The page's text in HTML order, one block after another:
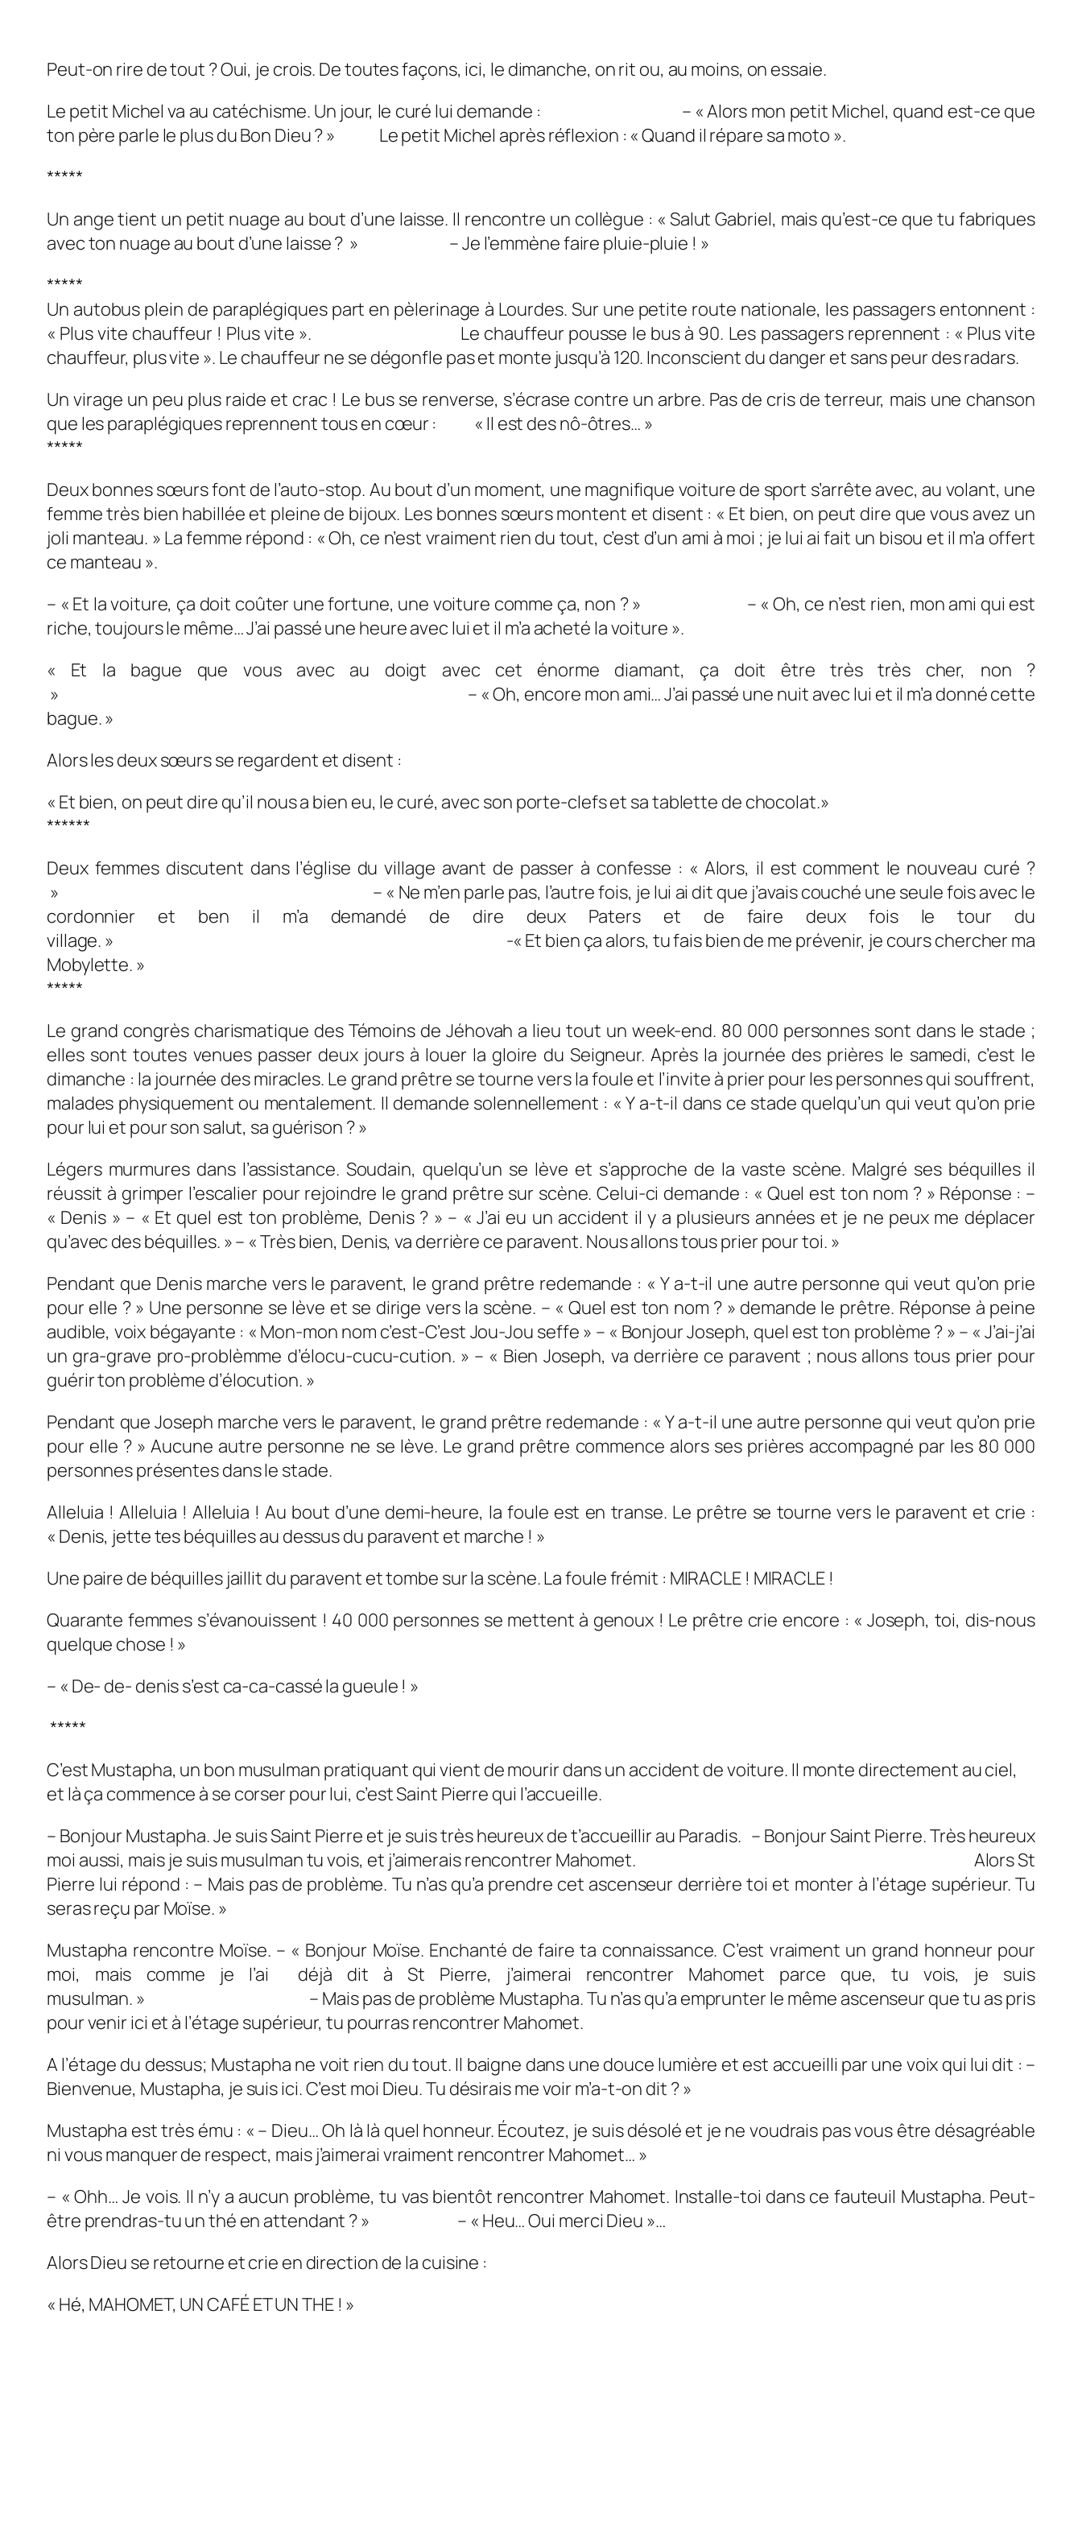
Peut-on rire de tout ? Oui, je crois. De toutes façons, ici, le dimanche, on rit ou, au moins, on essaie.
Le petit Michel va au catéchisme. Un jour, le curé lui demande : – « Alors mon petit Michel, quand est-ce que
ton père parle le plus du Bon Dieu ? » Le petit Michel après réflexion : « Quand il répare sa moto ».
*****
Un ange tient un petit nuage au bout d’une laisse. Il rencontre un collègue : « Salut Gabriel, mais qu’est-ce que tu fabriques
avec ton nuage au bout d’une laisse ? » – Je l’emmène faire pluie-pluie ! »
*****
Un autobus plein de paraplégiques part en pèlerinage à Lourdes. Sur une petite route nationale, les passagers entonnent :
« Plus vite chauffeur ! Plus vite ». Le chauffeur pousse le bus à 90. Les passagers reprennent : « Plus vite
chauffeur, plus vite ». Le chauffeur ne se dégonfle pas et monte jusqu’à 120. Inconscient du danger et sans peur des radars.
Un virage un peu plus raide et crac ! Le bus se renverse, s’écrase contre un arbre. Pas de cris de terreur, mais une chanson
que les paraplégiques reprennent tous en cœur : « Il est des nô-ôtres… »
*****
Deux bonnes sœurs font de l’auto-stop. Au bout d’un moment, une magnifique voiture de sport s’arrête avec, au volant, une
femme très bien habillée et pleine de bijoux. Les bonnes sœurs montent et disent : « Et bien, on peut dire que vous avez un
joli manteau. » La femme répond : « Oh, ce n’est vraiment rien du tout, c’est d’un ami à moi ; je lui ai fait un bisou et il m’a offert
ce manteau ».
– « Et la voiture, ça doit coûter une fortune, une voiture comme ça, non ? » – « Oh, ce n’est rien, mon ami qui est
riche, toujours le même… J’ai passé une heure avec lui et il m’a acheté la voiture ».
« Et la bague que vous avec au doigt avec cet énorme diamant, ça doit être très très cher, non ?
» – « Oh, encore mon ami… J’ai passé une nuit avec lui et il m’a donné cette
bague. »
Alors les deux sœurs se regardent et disent :
« Et bien, on peut dire qu’il nous a bien eu, le curé, avec son porte-clefs et sa tablette de chocolat.»
******
Deux femmes discutent dans l’église du village avant de passer à confesse : « Alors, il est comment le nouveau curé ?
» – « Ne m’en parle pas, l’autre fois, je lui ai dit que j’avais couché une seule fois avec le
cordonnier et ben il m’a demandé de dire deux Paters et de faire deux fois le tour du
village. » -« Et bien ça alors, tu fais bien de me prévenir, je cours chercher ma
Mobylette. »
*****
Le grand congrès charismatique des Témoins de Jéhovah a lieu tout un week-end. 80 000 personnes sont dans le stade ;
elles sont toutes venues passer deux jours à louer la gloire du Seigneur. Après la journée des prières le samedi, c’est le
dimanche : la journée des miracles. Le grand prêtre se tourne vers la foule et l’invite à prier pour les personnes qui souffrent,
malades physiquement ou mentalement. Il demande solennellement : « Y a-t-il dans ce stade quelqu’un qui veut qu’on prie
pour lui et pour son salut, sa guérison ? »
Légers murmures dans l’assistance. Soudain, quelqu’un se lève et s’approche de la vaste scène. Malgré ses béquilles il
réussit à grimper l’escalier pour rejoindre le grand prêtre sur scène. Celui-ci demande : « Quel est ton nom ? » Réponse : –
« Denis » – « Et quel est ton problème, Denis ? » – « J’ai eu un accident il y a plusieurs années et je ne peux me déplacer
qu’avec des béquilles. » – « Très bien, Denis, va derrière ce paravent. Nous allons tous prier pour toi. »
Pendant que Denis marche vers le paravent, le grand prêtre redemande : « Y a-t-il une autre personne qui veut qu’on prie
pour elle ? » Une personne se lève et se dirige vers la scène. – « Quel est ton nom ? » demande le prêtre. Réponse à peine
audible, voix bégayante : « Mon-mon nom c’est-C’est Jou-Jou seffe » – « Bonjour Joseph, quel est ton problème ? » – « J’ai-j’ai
un gra-grave pro-problèmme d’élocu-cucu-cution. » – « Bien Joseph, va derrière ce paravent ; nous allons tous prier pour
guérir ton problème d’élocution. »
Pendant que Joseph marche vers le paravent, le grand prêtre redemande : « Y a-t-il une autre personne qui veut qu’on prie
pour elle ? » Aucune autre personne ne se lève. Le grand prêtre commence alors ses prières accompagné par les 80 000
personnes présentes dans le stade.
Alleluia ! Alleluia ! Alleluia ! Au bout d’une demi-heure, la foule est en transe. Le prêtre se tourne vers le paravent et crie :
« Denis, jette tes béquilles au dessus du paravent et marche ! »
Une paire de béquilles jaillit du paravent et tombe sur la scène. La foule frémit : MIRACLE ! MIRACLE !
Quarante femmes s’évanouissent ! 40 000 personnes se mettent à genoux ! Le prêtre crie encore : « Joseph, toi, dis-nous
quelque chose ! »
– « De- de- denis s’est ca-ca-cassé la gueule ! »
*****
C’est Mustapha, un bon musulman pratiquant qui vient de mourir dans un accident de voiture. Il monte directement au ciel,
et là ça commence à se corser pour lui, c’est Saint Pierre qui l’accueille.
– Bonjour Mustapha. Je suis Saint Pierre et je suis très heureux de t’accueillir au Paradis. – Bonjour Saint Pierre. Très heureux
moi aussi, mais je suis musulman tu vois, et j’aimerais rencontrer Mahomet. Alors St
Pierre lui répond : – Mais pas de problème. Tu n’as qu’a prendre cet ascenseur derrière toi et monter à l’étage supérieur. Tu
seras reçu par Moïse. »
Mustapha rencontre Moïse. – « Bonjour Moïse. Enchanté de faire ta connaissance. C’est vraiment un grand honneur pour
moi, mais comme je l’ai déjà dit à St Pierre, j’aimerai rencontrer Mahomet parce que, tu vois, je suis
musulman. » – Mais pas de problème Mustapha. Tu n’as qu’a emprunter le même ascenseur que tu as pris
pour venir ici et à l’étage supérieur, tu pourras rencontrer Mahomet.
A l’étage du dessus; Mustapha ne voit rien du tout. Il baigne dans une douce lumière et est accueilli par une voix qui lui dit : –
Bienvenue, Mustapha, je suis ici. C’est moi Dieu. Tu désirais me voir m’a-t-on dit ? »
Mustapha est très ému : « – Dieu… Oh là là quel honneur. Écoutez, je suis désolé et je ne voudrais pas vous être désagréable
ni vous manquer de respect, mais j’aimerai vraiment rencontrer Mahomet… »
– « Ohh… Je vois. Il n’y a aucun problème, tu vas bientôt rencontrer Mahomet. Installe-toi dans ce fauteuil Mustapha. Peut-
être prendras-tu un thé en attendant ? » – « Heu… Oui merci Dieu »…
Alors Dieu se retourne et crie en direction de la cuisine :
« Hé, MAHOMET, UN CAFÉ ET UN THE ! »